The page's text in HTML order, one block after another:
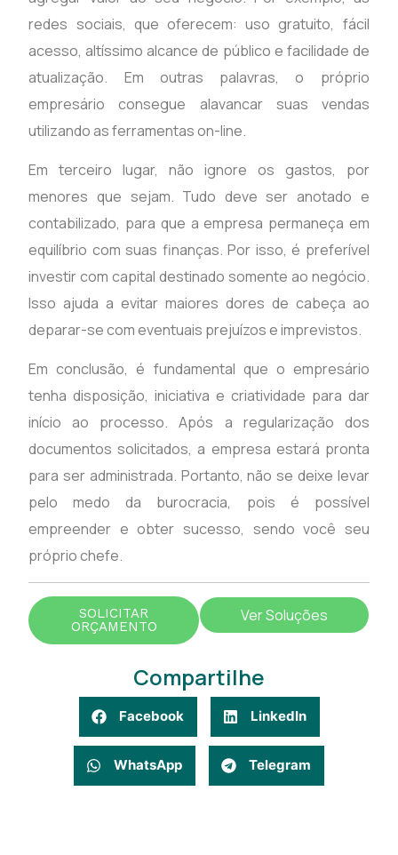
redes sociais, que oferecem: uso gratuito, fácil
acesso, altíssimo alcance de público e facilidade de
atualização. Em outras palavras, o próprio
empresário consegue alavancar suas vendas
utilizando as ferramentas on-line.
Em terceiro lugar, não ignore os gastos, por
menores que sejam. Tudo deve ser anotado e
contabilizado, para que a empresa permaneça em
equilíbrio com suas finanças. Por isso, é preferível
investir com capital destinado somente ao negócio.
Isso ajuda a evitar maiores dores de cabeça ao
deparar-se com eventuais prejuízos e imprevistos.
Em conclusão, é fundamental que o empresário
tenha disposição, iniciativa e criatividade para dar
início ao processo. Após a regularização dos
documentos solicitados, a empresa estará pronta
para ser administrada. Portanto, não se deixe levar
pelo medo da burocracia, pois é possível
empreender e obter sucesso, sendo você seu
próprio chefe.
SOLICITAR
ORÇAMENTO
Ver Soluções
Compartilhe
Facebook LinkedIn
WhatsApp Telegram